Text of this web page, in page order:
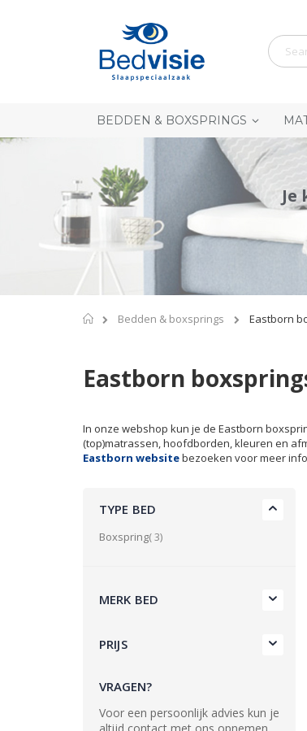
inhoud
BEDDEN & BOXSPRINGS
Home
Bedden & boxsprings Eastborn
Eastborn
In onze webshop kun je de Eastborn
(top)matrassen, hoofdborden, kleuren en
Eastborn websitebezoeken voor meer
TYPE BED
Boxspring 3product
MERK BED
PRIJS
VRAGEN?
Voor een persoonlijk advies kun je